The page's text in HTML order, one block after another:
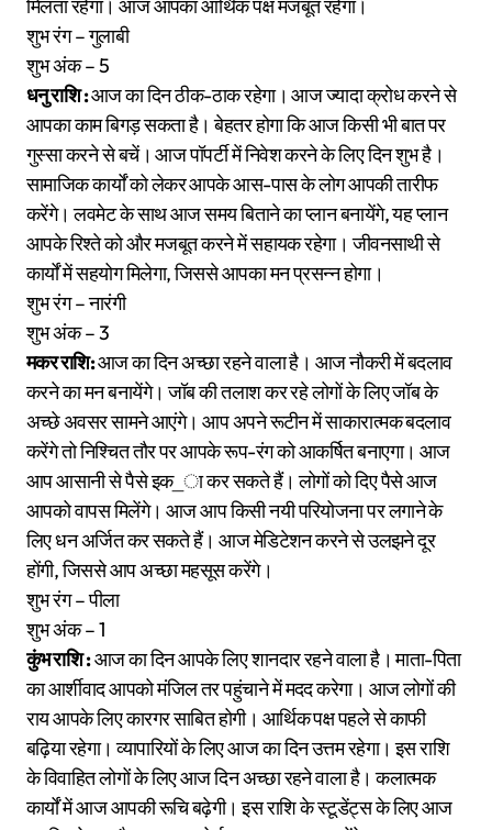
मिलता रहेगा। आज आपका आर्थिक पक्ष मजबूत रहेगा।
शुभ रंग – गुलाबी
शुभ अंक – 5
धनु राशि :आज का दिन ठीक-ठाक रहेगा। आज ज्यादा क्रोध करने से
आपका काम बिगड़ सकता है। बेहतर होगा कि आज किसी भी बात पर
गुस्सा करने से बचें। आज पॉपर्टी में निवेश करने के लिए दिन शुभ है।
सामाजिक कार्यों को लेकर आपके आस-पास के लोग आपकी तारीफ
करेंगे। लवमेट के साथ आज समय बिताने का प्लान बनायेंगे, यह प्लान
आपके रिश्ते को और मजबूत करने में सहायक रहेगा। जीवनसाथी से
कार्यों में सहयोग मिलेगा, जिससे आपका मन प्रसन्न होगा।
शुभ रंग – नारंगी
शुभ अंक – 3
मकर राशि:आज का दिन अच्छा रहने वाला है। आज नौकरी में बदलाव
करने का मन बनायेंगे। जॉब की तलाश कर रहे लोगों के लिए जॉब के
अच्छे अवसर सामने आएंगे। आप अपने रूटीन में साकारात्मक बदलाव
करेंगे तो निश्चित तौर पर आपके रूप-रंग को आकर्षित बनाएगा। आज
आप आसानी से पैसे इक_ा कर सकते हैं। लोगों को दिए पैसे आज
आपको वापस मिलेंगे। आज आप किसी नयी परियोजना पर लगाने के
लिए धन अर्जित कर सकते हैं। आज मेडिटेशन करने से उलझने दूर
होंगी, जिससे आप अच्छा महसूस करेंगे।
शुभ रंग – पीला
शुभ अंक – 1
कुंभ राशि :आज का दिन आपके लिए शानदार रहने वाला है। माता-पिता
का आर्शीवाद आपको मंजिल तर पहुंचाने में मदद करेगा। आज लोगों की
राय आपके लिए कारगर साबित होगी। आर्थिक पक्ष पहले से काफी
बढ़िया रहेगा। व्यापारियों के लिए आज का दिन उत्तम रहेगा। इस राशि
के विवाहित लोगों के लिए आज दिन अच्छा रहने वाला है। कलात्मक
कार्यों में आज आपकी रूचि बढ़ेगी। इस राशि के स्टूडेंट्स के लिए आज